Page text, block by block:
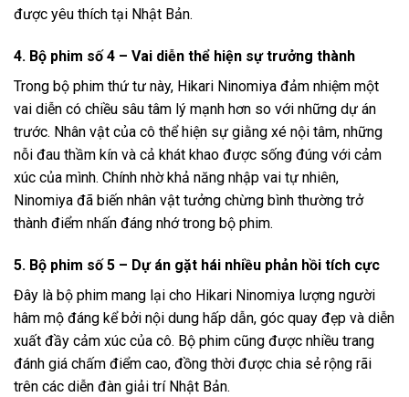
được yêu thích tại Nhật Bản.
4. Bộ phim số 4 – Vai diễn thể hiện sự trưởng thành
Trong bộ phim thứ tư này, Hikari Ninomiya đảm nhiệm một
vai diễn có chiều sâu tâm lý mạnh hơn so với những dự án
trước. Nhân vật của cô thể hiện sự giằng xé nội tâm, những
nỗi đau thầm kín và cả khát khao được sống đúng với cảm
xúc của mình. Chính nhờ khả năng nhập vai tự nhiên,
Ninomiya đã biến nhân vật tưởng chừng bình thường trở
thành điểm nhấn đáng nhớ trong bộ phim.
5. Bộ phim số 5 – Dự án gặt hái nhiều phản hồi tích cực
Đây là bộ phim mang lại cho Hikari Ninomiya lượng người
hâm mộ đáng kể bởi nội dung hấp dẫn, góc quay đẹp và diễn
xuất đầy cảm xúc của cô. Bộ phim cũng được nhiều trang
đánh giá chấm điểm cao, đồng thời được chia sẻ rộng rãi
trên các diễn đàn giải trí Nhật Bản.